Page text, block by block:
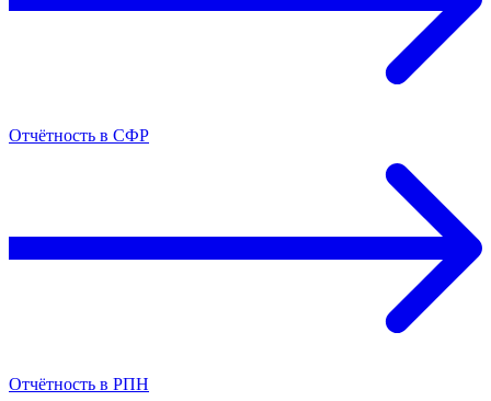
Отчётность в СФР
Отчётность в РПН